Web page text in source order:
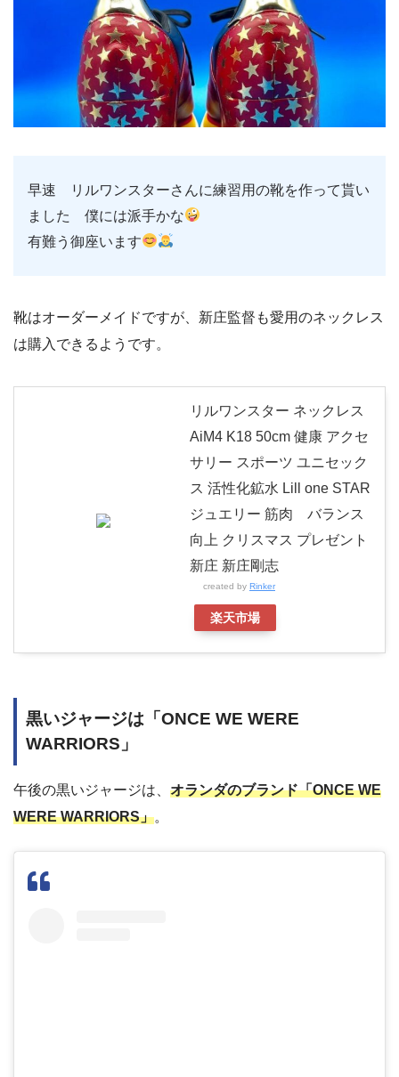
早速 リルワンスターさんに練習用の靴を作って貰い
ました 僕には派手かな
有難う御座います
靴はオーダーメイドですが、新庄監督も愛用のネックレス
は購入できるようです。
リルワンスター ネックレス
AiM4 K18 50cm 健康 アクセ
サリー スポーツ ユニセック
ス 活性化鉱水 Lill one STAR
ジュエリー 筋肉 バランス
向上 クリスマス プレゼント
新庄 新庄剛志
created by Rinker
楽天市場
黒いジャージは「ONCE WE WERE
WARRIORS」
午後の黒いジャージは、 オランダのブランド「ONCE WE
WERE WARRIORS」。